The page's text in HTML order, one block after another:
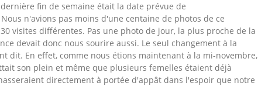
fin de semaine était la date prévue de
n'avions pas moins d'une centaine de photos de ce
visites différentes. Pas une photo de jour, la plus proche de la
devait donc nous sourire aussi. Le seul changement à la
dit. En effet, comme nous étions maintenant à la mi-novembre,
son plein et même que plusieurs femelles étaient déjà
directement à portée d'appât dans l'espoir que notre